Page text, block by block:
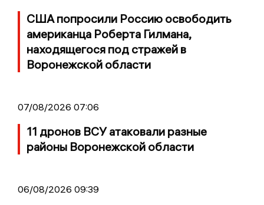
США попросили Россию освободить
американца Роберта Гилмана,
находящегося под стражей в
Воронежской области
07/08/2026 07:06
11 дронов ВСУ атаковали разные
районы Воронежской области
06/08/2026 09:39